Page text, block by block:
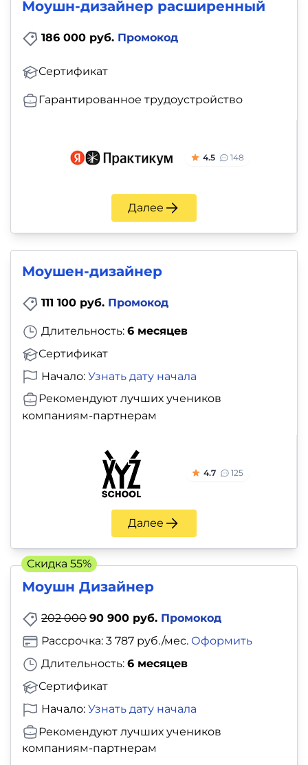
Моушн-дизайнер расширенный
186 000 руб. Промокод
Сертификат
Гарантированное трудоустройство
4.5 148
Далее
Моушен-дизайнер
111 100 руб. Промокод
Длительность: 6 месяцев
Сертификат
Начало: Узнать дату начала
Рекомендуют лучших учеников
компаниям-партнерам
4.7 125
Далее
Моушн Дизайнер
202 000 90 900 руб. Промокод
Длительность: 6 месяцев
Сертификат
Рассрочка: 3 787 руб./мес. Оформить
Начало: Узнать дату начала
Рекомендуют лучших учеников
компаниям-партнерам
Скидка 55%